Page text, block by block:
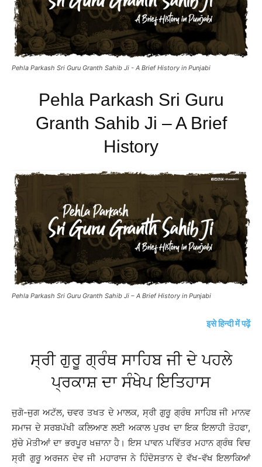
Pehla Parkash Sri Guru Granth Sahib Ji - A Brief History in Punjabi
Pehla Parkash Sri Guru
Granth Sahib Ji – A Brief
History
Pehla Parkash Sri Guru Granth Sahib Ji – A Brief History in Punjabi
इसे हिन्दी में पढ़ें
ਸ੍ਰੀ ਗੁਰੂ ਗ੍ਰੰਥ ਸਾਹਿਬ ਜੀ ਦੇ ਪਹਲੇ
ਪ੍ਰਕਾਸ਼ ਦਾ ਸੰਖੇਪ ਇਤਿਹਾਸ
ਜੁਗੋ-ਜੁਗ ਅਟੱਲ, ਚਵਰ ਤਖਤ ਦੇ ਮਾਲਕ, ਸ੍ਰੀ ਗੁਰੂ ਗ੍ਰੰਥ ਸਾਹਿਬ ਜੀ ਮਾਨਵ
ਸਮਾਜ ਦੇ ਸਰਬਪੱਖੀ ਕਲਿਆਣ ਲਈ ਅਕਾਲ ਪੁਰਖ ਦਾ ਇਕ ਇਲਾਹੀ ਤੋਹਫਾ,
ਸੁੱਚੇ ਮੋਤੀਆਂ ਦਾ ਭਰਪੂਰ ਖਜ਼ਾਨਾ ਹੈ। ਇਸ ਪਾਵਨ ਪਵਿੱਤਰ ਮਹਾਨ ਗ੍ਰੰਥ ਵਿਚ
ਸ੍ਰੀ ਗੁਰੂ ਅਰਜਨ ਦੇਵ ਜੀ ਮਹਾਰਾਜ ਨੇ ਹਿੰਦੋਸਤਾਨ ਦੇ ਵੱਖ-ਵੱਖ ਇਲਾਕਿਆਂ